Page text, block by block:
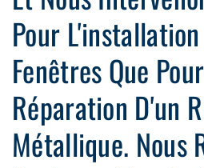
Pour
Fenêtres Que
Réparation D'un
Métallique. Nous